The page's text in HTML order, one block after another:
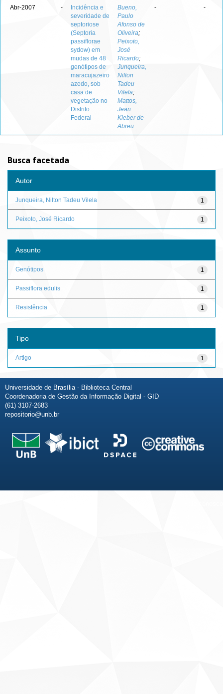
Abr-2007 -
Incidência e
severidade de
septoriose
(Septoria
passiflorae
sydow) em
mudas de 48
genótipos de
maracujazeiro
azedo, sob
casa de
vegetação no
Distrito
Federal
Bueno,
Paulo
Afonso de
Oliveira;
Peixoto,
José
Ricardo;
Junqueira,
Nilton
Tadeu
Vilela;
Mattos,
Jean
Kleber de
Abreu
- -
Busca facetada
Autor
1
Junqueira, Nilton Tadeu Vilela
1
Peixoto, José Ricardo
Assunto
1
Genótipos
1
Passiflora edulis
1
Resistência
Tipo
1
Artigo
Universidade de Brasília - Biblioteca Central
Coordenadoria de Gestão da Informação Digital - GID
(61) 3107-2683
repositorio@unb.br